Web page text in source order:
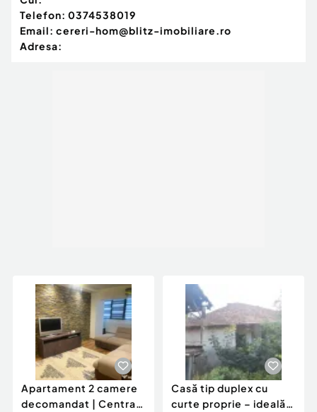
Telefon: 0374538019
Email: cereri-hom@blitz-imobiliare.ro
Adresa:
Apartament 2 camere
decomandat | Centrală
Casă tip duplex cu
curte proprie – ideală